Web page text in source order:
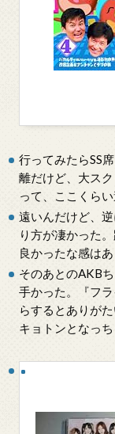
行ってみたらSS
離だけど、大ス
って、ここくら
遠いんだけど、
り方が凄かった
良かったな感はあ
そのあとのAKB
手かった。『フ
らするとありが
キョトンとなっち